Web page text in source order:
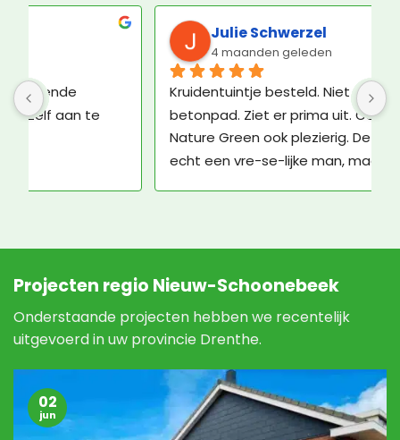
R P Dijkstra
2 maanden geleden
Een kundig en professioneel bedrijf, met
vriendelijk personeel! Klasse!
Projecten regio Nieuw-Schoonebeek
Onderstaande projecten hebben we recentelijk
uitgevoerd in uw provincie Drenthe.
02
jun